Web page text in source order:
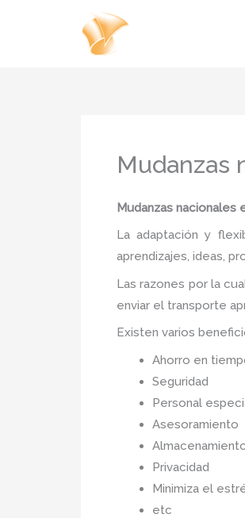
Mudanzas
Mudanzas nacionales
La adaptación y
aprendizajes, ideas,
Las razones por la
enviar el transporte
Existen varios
Ahorro en
Seguridad
Personal
Asesoramiento
Privacidad
Minimiza el
etc